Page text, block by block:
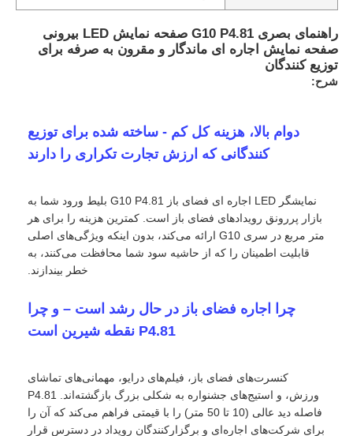
راهنمای بصری G10 P4.81 صفحه نمایش LED بیرونی ️
صفحه نمایش اجاره ای ماندگار و مقرون به صرفه برای
توزیع کنندگان
شرح:
دوام بالا، هزینه کل کم - ساخته شده برای توزیع
کنندگانی که ارزش تجارت تکراری را دارند
نمایشگر LED اجاره ای فضای باز G10 P4.81 بلیط ورود شما به
بازار پررونق رویدادهای فضای باز است. کمترین هزینه را برای هر
متر مربع در سری G10 ارائه می‌کند، بدون اینکه ویژگی‌های اصلی
قابلیت اطمینان را که از حاشیه سود شما محافظت می‌کنند، به
خطر بیندازند.
چرا اجاره فضای باز در حال رشد است – و چرا
P4.81 نقطه شیرین است
کنسرت‌های فضای باز، فیلم‌های درایو، مهمانی‌های تماشای
ورزش، و استیج‌های جشنواره به شکلی بزرگ بازگشته‌اند. P4.81
فاصله دید عالی (10 تا 50 متر) را با قیمتی فراهم می‌کند که آن را
برای شرکت‌های اجاره‌ای و برگزارکنندگان رویداد در دسترس قرار